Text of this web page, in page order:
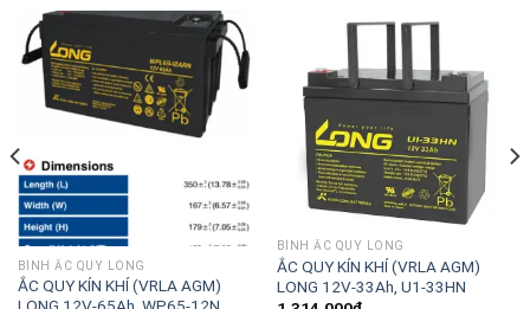
BÌNH ẮC QUY LONG
ẮC QUY KÍN KHÍ (VRLA AGM)
BÌNH ẮC QUY LONG
ẮC QUY KÍN KHÍ (VRLA AGM)
LONG 12V-33Ah, U1-33HN